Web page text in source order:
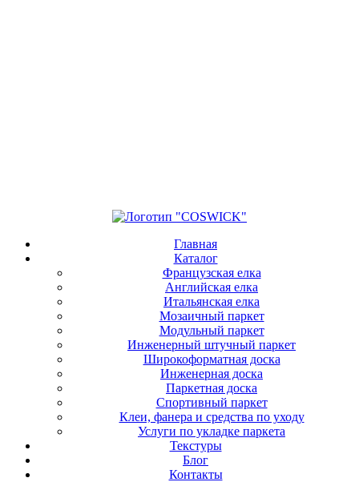
Главная
Каталог
Французская елка
Английская елка
Итальянская елка
Мозаичный паркет
Модульный паркет
Инженерный штучный паркет
Широкоформатная доска
Инженерная доска
Паркетная доска
Спортивный паркет
Клеи, фанера и средства по уходу
Услуги по укладке паркета
Текстуры
Блог
Контакты